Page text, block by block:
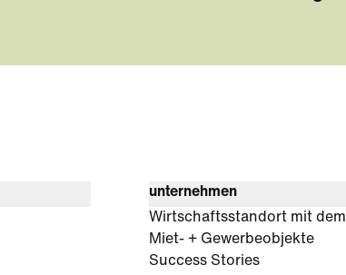
unternehmen
Wirtschaftsstandort mit
Miet- + Gewerbeobjekte
Success Stories